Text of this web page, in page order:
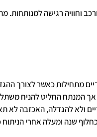
וחוויה רגישה
מתחילות כאשר לצורך
המנתח החליט להניח
ולא להגדלה, האכזבה לא
שנה ומעלה אחרי הניתוח